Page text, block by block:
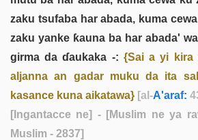
zaku tsufaba har abada, kuma
zaku yanke ƙauna ba har abada'
girma da ɗaukaka -: {Sai a yi kira
aljanna an gadar muku da ita
kasance kuna aikatawa} [al-A'araf:
[Ingantacce ne] - [Muslim ne ya
Muslim - 2837]